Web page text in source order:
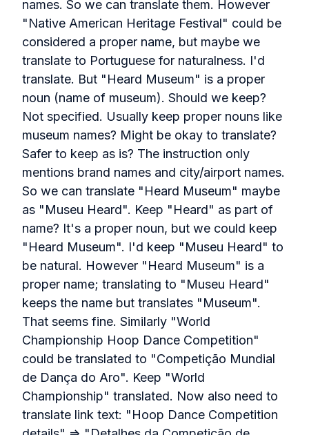
names. So we can translate them. However
"Native American Heritage Festival" could be
considered a proper name, but maybe we
translate to Portuguese for naturalness. I'd
translate. But "Heard Museum" is a proper
noun (name of museum). Should we keep?
Not specified. Usually keep proper nouns like
museum names? Might be okay to translate?
Safer to keep as is? The instruction only
mentions brand names and city/airport names.
So we can translate "Heard Museum" maybe
as "Museu Heard". Keep "Heard" as part of
name? It's a proper noun, but we could keep
"Heard Museum". I'd keep "Museu Heard" to
be natural. However "Heard Museum" is a
proper name; translating to "Museu Heard"
keeps the name but translates "Museum".
That seems fine. Similarly "World
Championship Hoop Dance Competition"
could be translated to "Competição Mundial
de Dança do Aro". Keep "World
Championship" translated. Now also need to
translate link text: "Hoop Dance Competition